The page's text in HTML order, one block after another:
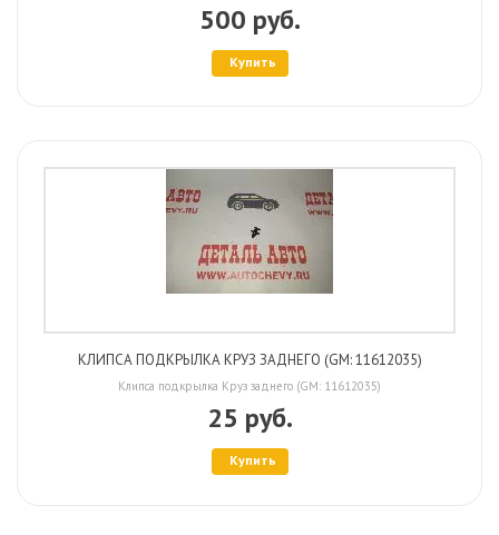
500 руб.
Купить
КЛИПСА ПОДКРЫЛКА КРУЗ ЗАДНЕГО (GM: 11612035)
Клипса подкрылка Круз заднего (GM: 11612035)
25 руб.
Купить